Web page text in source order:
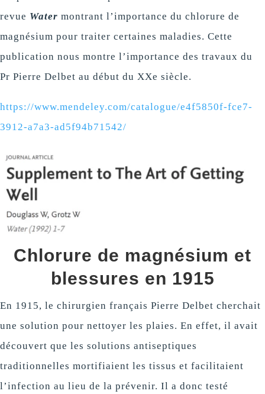
revue Water montrant l’importance du chlorure de
magnésium pour traiter certaines maladies. Cette
publication nous montre l’importance des travaux du
Pr Pierre Delbet au début du XXe siècle.
https://www.mendeley.com/catalogue/e4f5850f-fce7-
3912-a7a3-ad5f94b71542/
Chlorure de magnésium et
blessures en 1915
En 1915, le chirurgien français Pierre Delbet cherchait
une solution pour nettoyer les plaies. En effet, il avait
découvert que les solutions antiseptiques
traditionnelles mortifiaient les tissus et facilitaient
l’infection au lieu de la prévenir. Il a donc testé